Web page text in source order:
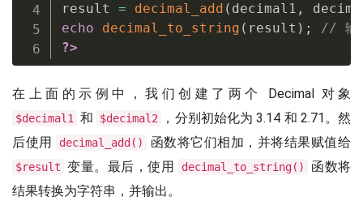
result = decimal_add ( decimal1 ,
echo
decimal_to_string ( result ) ;
// 输
?>
在上面的示例中，我们创建了两个 Decimal 对象
$decimal1 和 $decimal2
，分别初始化为 3.14 和 2.71。然
后使用
decimal_add() 函数将它们相加，并将结果赋值给
$result 变量。最后，使用 decimal_to_string()
函数将
结果转换为字符串，并输出。